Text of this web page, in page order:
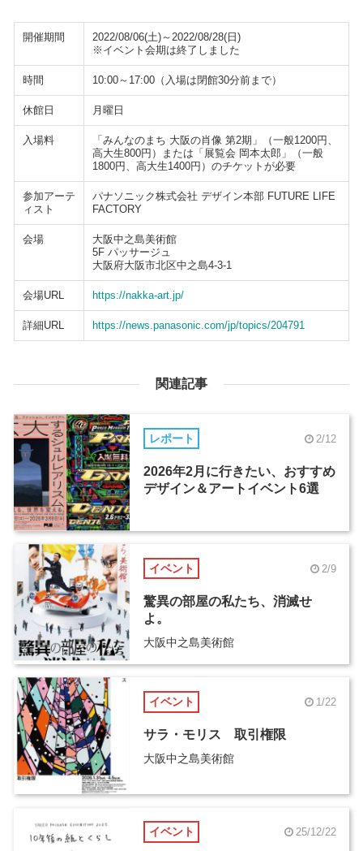
開催期間
2022/08/06(土)～2022/08/28(日)
※イベント会期は終了しました
時間 10:00～17:00（入場は閉館30分前まで）
休館日 月曜日
入場料
「みんなのまち 大阪の肖像 第2期」（一般1200円、
高大生800円）または「展覧会 岡本太郎」（一般
1800円、高大生1400円）のチケットが必要
参加アーテ
ィスト
パナソニック株式会社 デザイン本部 FUTURE LIFE
FACTORY
会場
大阪中之島美術館
5F パッサージュ
大阪府大阪市北区中之島4-3-1
会場URL https://nakka-art.jp/
詳細URL https://news.panasonic.com/jp/topics/204791
関連記事
レポート 2/12
2026年2月に行きたい、おすすめ
デザイン＆アートイベント6選
イベント 2/9
驚異の部屋の私たち、消滅せ
よ。
大阪中之島美術館
イベント 1/22
サラ・モリス 取引権限
大阪中之島美術館
イベント 25/12/22